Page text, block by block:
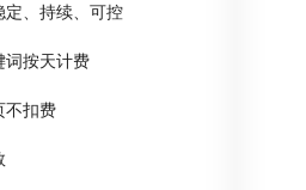
定、持续、可控
词按天计费
不扣费